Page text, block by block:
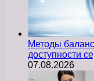
Методы
доступности
07.08.2026